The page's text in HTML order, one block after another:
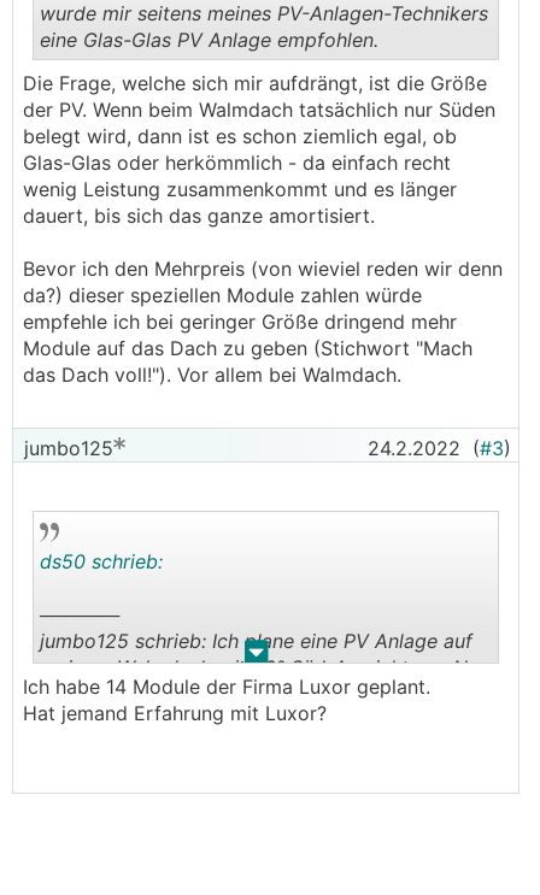
..
wurde mir seitens meines PV-Anlagen-Technikers
eine Glas-Glas PV Anlage empfohlen.
Die Frage, welche sich mir aufdrängt, ist die Größe
der PV. Wenn beim Walmdach tatsächlich nur Süden
belegt wird, dann ist es schon ziemlich egal, ob
Glas-Glas oder herkömmlich - da einfach recht
wenig Leistung zusammenkommt und es länger
dauert, bis sich das ganze amortisiert.
Bevor ich den Mehrpreis (von wieviel reden wir denn
da?) dieser speziellen Module zahlen würde
empfehle ich bei geringer Größe dringend mehr
Module auf das Dach zu geben (Stichwort "Mach
das Dach voll!"). Vor allem bei Walmdach.
jumbo125 24.2.2022 (#3)
. .
ds50 schrieb:
──────
jumbo125 schrieb: Ich plane eine PV Anlage auf
meinem Walmdach mit 20° Süd-Ausrichtung. Nun
wurde mir seitens meines PV-Anlagen-Technikers
eine Glas-Glas PV Anlage empfohlen.
Die Frage, welche sich mir aufdrängt, ist die
Ich habe 14 Module der Firma Luxor geplant.
Hat jemand Erfahrung mit Luxor?